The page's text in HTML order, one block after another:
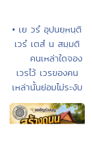
• เย วรํ อุปนยฺหนฺติ
เวรํ เตสํ น สมฺมติ
คนเหล่าใดจอง
เวรไว้ เวรของคน
เหล่านั้นย่อมไม่ระงับ